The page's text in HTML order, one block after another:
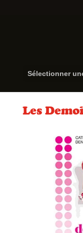
Sélectionner
Les